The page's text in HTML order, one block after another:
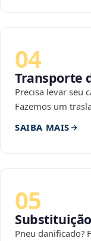
04
Transporte
Precisa levar seu
Fazemos um
SAIBA MAIS
05
Pneu danificado?